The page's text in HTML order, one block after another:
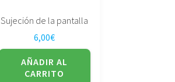
Sujeción de la pantalla
6,00€
AÑADIR AL
CARRITO